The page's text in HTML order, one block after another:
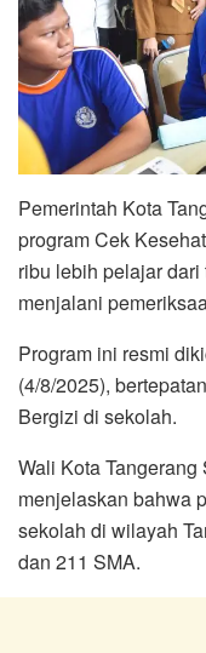
Pemerintah Kota
program Cek
ribu lebih pelajar
menjalani
Program ini resmi
(4/8/2025),
Bergizi di sekolah.
Wali Kota
menjelaskan bahwa
sekolah di wilayah
dan 211 SMA.